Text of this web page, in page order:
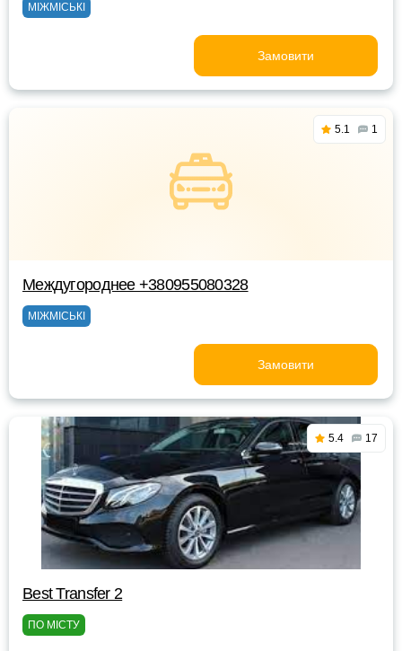
МІЖМІСЬКІ
Замовити
5.1 1
Междугороднее +380955080328
МІЖМІСЬКІ
Замовити
5.4 17
Best Transfer 2
ПО МІСТУ